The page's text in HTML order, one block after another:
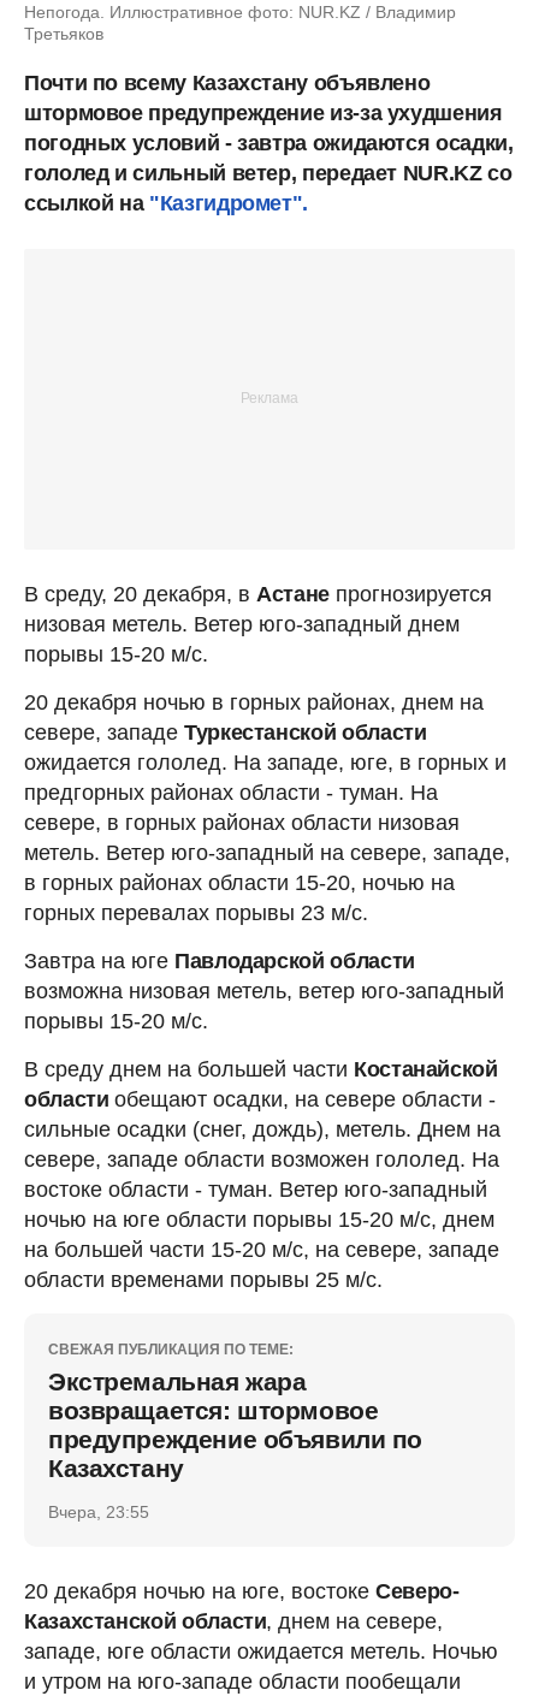
Непогода. Иллюстративное фото: NUR.KZ / Владимир
Третьяков
Почти по всему Казахстану объявлено
штормовое предупреждение из-за ухудшения
погодных условий - завтра ожидаются осадки,
гололед и сильный ветер, передает NUR.KZ со
ссылкой на "Казгидромет".
В среду, 20 декабря, в Астанепрогнозируется
низовая метель. Ветер юго-западный днем
порывы 15-20 м/с.
20 декабря ночью в горных районах, днем на
севере, западе Туркестанской области
ожидается гололед. На западе, юге, в горных и
предгорных районах области - туман. На
севере, в горных районах области низовая
метель. Ветер юго-западный на севере, западе,
в горных районах области 15-20, ночью на
горных перевалах порывы 23 м/с.
Завтра на юге Павлодарской области
возможна низовая метель, ветер юго-западный
порывы 15-20 м/с.
В среду днем на большей части Костанайской
области обещают осадки, на севере области -
сильные осадки (снег, дождь), метель. Днем на
севере, западе области возможен гололед. На
востоке области - туман. Ветер юго-западный
ночью на юге области порывы 15-20 м/с, днем
на большей части 15-20 м/с, на севере, западе
области временами порывы 25 м/с.
СВЕЖАЯ ПУБЛИКАЦИЯ ПО ТЕМЕ:
Экстремальная жара
возвращается: штормовое
предупреждение объявили по
Казахстану
Вчера, 23:55
20 декабря ночью на юге, востоке Северо-
Казахстанской области, днем на севере,
западе, юге области ожидается метель. Ночью
и утром на юго-западе области пообещали